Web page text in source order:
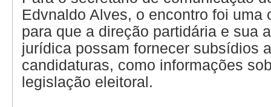
Edvnaldo Alves, o encontro foi uma
para que a direção partidária e sua
jurídica possam fornecer subsídios
candidaturas, como informações
legislação eleitoral.